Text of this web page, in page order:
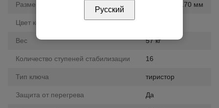
Размер 1015х365х170 мм
Цвет корпуса
Вес 57 кг
Количество ступеней стабилизации 16
Тип ключа тиристор
Защита от перегрева Да
Русский